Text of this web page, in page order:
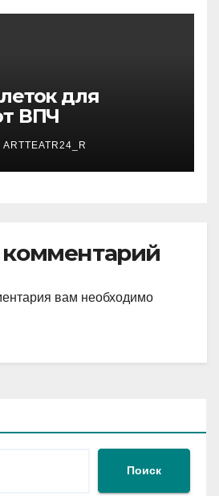
для
ВПЧ
ARTTEATR24_R
вам необходимо
Поиск